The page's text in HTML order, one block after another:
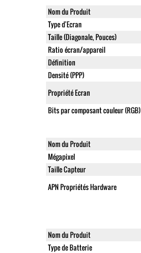
Nom du Produit
Type d'Ecran
Taille (Diagonale, Pouces)
Ratio écran/appareil
Définition
Densité (PPP)
Propriété Ecran
Bits par composant couleur (RGB)
Nom du Produit
Mégapixel
Taille Capteur
APN Propriétés Hardware
Nom du Produit
Type de Batterie